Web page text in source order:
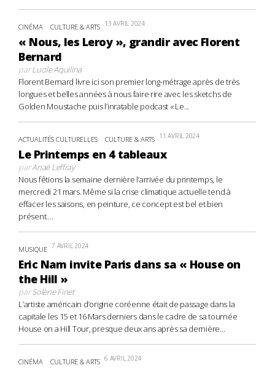
CINÉMA CULTURE & ARTS 13 AVRIL 2024
« Nous, les Leroy », grandir avec Florent
Bernard
parLucile Aquilina
Florent Bernard livre ici son premier long-métrage après de très
longues et belles années à nous faire rire avec les sketchs de
Golden Moustache puis l’inratable podcast « Le...
ACTUALITÉS CULTURELLES CULTURE & ARTS 11 AVRIL 2024
Le Printemps en 4 tableaux
parAnaë Leffray
Nous fêtions la semaine dernière l’arrivée du printemps, le
mercredi 21 mars. Même si la crise climatique actuelle tend à
effacer les saisons, en peinture, ce concept est bel et bien
présent....
MUSIQUE 7 AVRIL 2024
Eric Nam invite Paris dans sa « House on
the Hill »
parSolène Finet
L’artiste américain d’origine coréenne était de passage dans la
capitale les 15 et 16 Mars derniers dans le cadre de sa tournée
House on a Hill Tour, presque deux ans après sa dernière...
CINÉMA CULTURE & ARTS 6 AVRIL 2024